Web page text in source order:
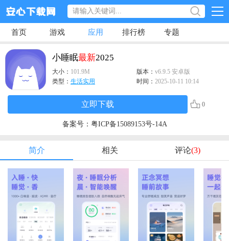
首页 游戏 应用 排行榜 专题
小睡眠最新2025
大小： 101.9M 版本： v6.9.5 安卓版
类型： 生活实用 时间： 2025-10-11 10:14
立即下载 0
备案号： 粤ICP备15089153号-14A
简介 相关 评论(3)